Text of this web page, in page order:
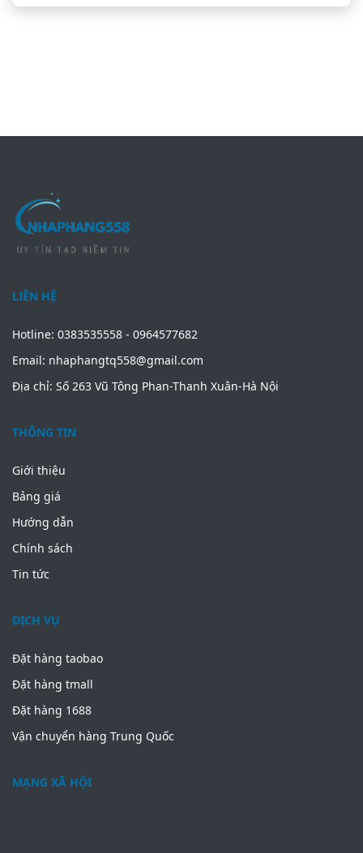
LIÊN HỆ
Hotline: 0383535558 - 0964577682
Email: nhaphangtq558@gmail.com
Địa chỉ: Số 263 Vũ Tông Phan-Thanh Xuân-Hà Nội
THÔNG TIN
Giới thiệu
Bảng giá
Hướng dẫn
Chính sách
Tin tức
DỊCH VỤ
Đặt hàng taobao
Đặt hàng tmall
Đặt hàng 1688
Vận chuyển hàng Trung Quốc
MẠNG XÃ HỘI